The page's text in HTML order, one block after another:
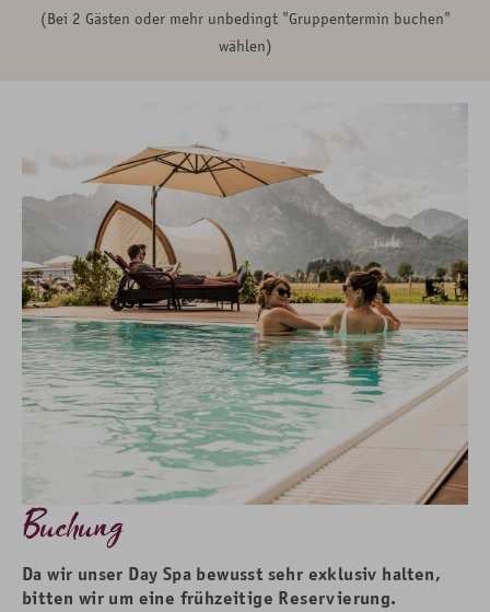
(Bei 2 Gästen oder mehr unbedingt "Gruppentermin buchen"
wählen)
Buchung
Da wir unser Day Spa bewusst sehr exklusiv halten,
bitten wir um eine frühzeitige Reservierung.